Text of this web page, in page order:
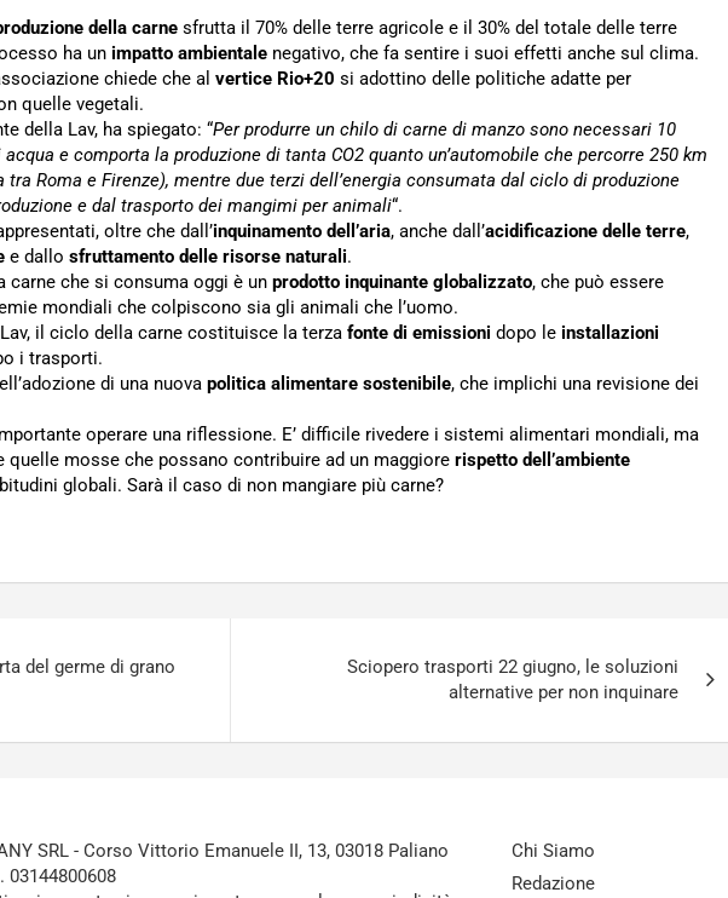
della carne sfrutta il 70% delle terre agricole e il 30% del totale delle terre
ha un impatto ambientale negativo, che fa sentire i suoi effetti anche sul clima.
chiede che al vertice Rio+20 si adottino delle politiche adatte per
quelle vegetali.
della Lav, ha spiegato: “Per produrre un chilo di carne di manzo sono necessari 10
e comporta la produzione di tanta CO2 quanto un’automobile che percorre 250 km
Roma e Firenze), mentre due terzi dell’energia consumata dal ciclo di produzione
e dal trasporto dei mangimi per animali“.
oltre che dall’inquinamento dell’aria, anche dall’acidificazione delle terre,
e dallo sfruttamento delle risorse naturali.
carne che si consuma oggi è un prodotto inquinante globalizzato, che può essere
mondiali che colpiscono sia gli animali che l’uomo.
il ciclo della carne costituisce la terza fonte di emissioni dopo le installazioni
i trasporti.
di una nuova politica alimentare sostenibile, che implichi una revisione dei
operare una riflessione. E’ difficile rivedere i sistemi alimentari mondiali, ma
mosse che possano contribuire ad un maggiore rispetto dell’ambiente
globali. Sarà il caso di non mangiare più carne?
del germe di grano
Sciopero trasporti 22 giugno, le soluzioni
alternative per non inquinare
SRL - Corso Vittorio Emanuele II, 13, 03018 Paliano
03144800608
Chi Siamo
Redazione